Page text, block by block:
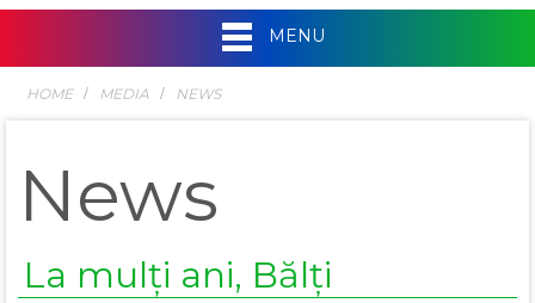
MENU
HOME MEDIA NEWS
News
La mulți ani, Bălți